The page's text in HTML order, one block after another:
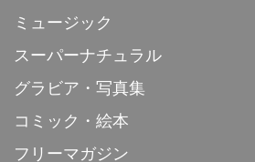
ミュージック
スーパーナチュラル
グラビア・写真集
コミック・絵本
フリーマガジン